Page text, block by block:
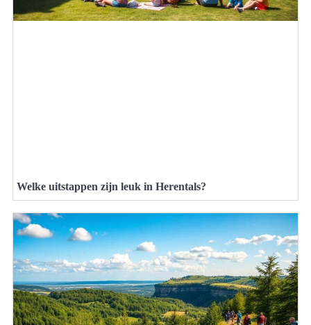
Welke uitstappen zijn leuk in Herentals?